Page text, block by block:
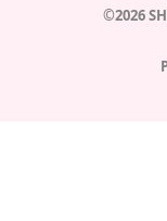
©2026